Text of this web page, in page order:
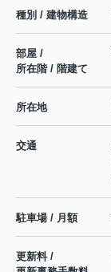
種別 / 建物構造
部屋 /
所在階 / 階建て
所在地
交通
駐車場 / 月額
更新料 /